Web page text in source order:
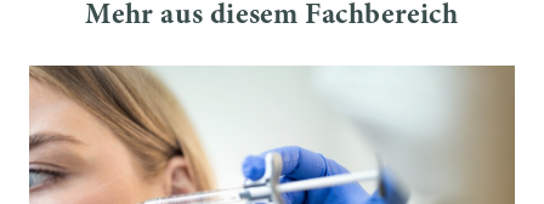
Mehr aus diesem Fachbereich